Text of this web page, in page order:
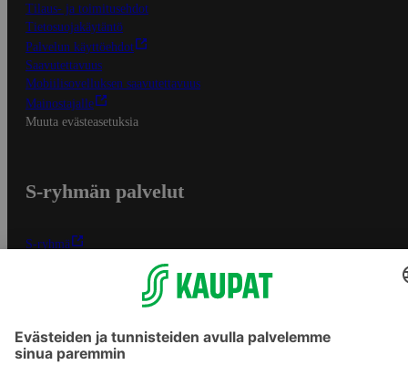
Tilaus- ja toimitusehdot
Tietosuojakäytäntö
Palvelun käyttöehdot
Saavutettavuus
Mobiilisovelluksen saavutettavuus
Mainostajalle
Muuta evästeasetuksia
S-ryhmän palvelut
S-ryhmä
Yhteishyvä Ruoka -sovellus
Sokos.fi